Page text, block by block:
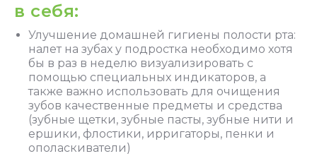
в себя:
Улучшение домашней гигиены полости рта:
налет на зубах у подростка необходимо хотя
бы в раз в неделю визуализировать с
помощью специальных индикаторов, а
также важно использовать для очищения
зубов качественные предметы и средства
(зубные щетки, зубные пасты, зубные нити и
ершики, флостики, ирригаторы, пенки и
ополаскиватели)